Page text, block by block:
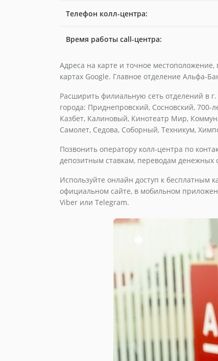
Телефон колл-центра:
Время работы call-центра:
Адреса на карте и точное
картах Google. Главное отделение Альфа-
Расширить филиальную сеть отделений в
города: Приднепровский, Сосновский, 700-
Казбет, Калиновый, Кинотеатр Мир,
Самолет, Седова, Соборный, Техникум,
Позвонить оператору колл-центра по
депозитным ставкам, переводам денежных
Используйте онлайн доступ к бесплатным
официальном сайте, в мобильном
Viber или Telegram.